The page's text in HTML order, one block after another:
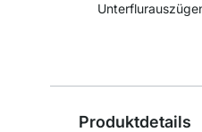
Produktdetails